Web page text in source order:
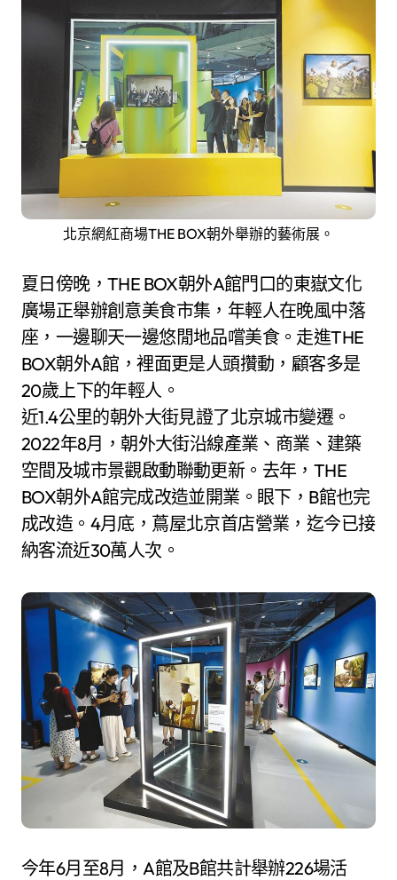
北京網紅商場THE BOX朝外舉辦的藝術展。
夏日傍晚，THE BOX朝外A館門口的東嶽文化
廣場正舉辦創意美食市集，年輕人在晚風中落
座，一邊聊天一邊悠閒地品嚐美食。走進THE
BOX朝外A館，裡面更是人頭攢動，顧客多是
20歲上下的年輕人。
近1.4公里的朝外大街見證了北京城市變遷。
2022年8月，朝外大街沿線產業、商業、建築
空間及城市景觀啟動聯動更新。去年，THE
BOX朝外A館完成改造並開業。眼下，B館也完
成改造。4月底，蔦屋北京首店營業，迄今已接
納客流近30萬人次。
今年6月至8月，A館及B館共計舉辦226場活